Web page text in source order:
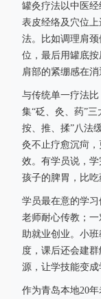
罐灸疗法以中医
表皮经络及穴位
法。比如调理肩
位，最后用罐底
肩部的紧绷感在消
与传统单一疗法
集“砭、灸、药”三
按、推、揉”八法
灸不止疗愈沉疴
效。有学员说，
孩子的脾胃，比吃
学员最在意的学习
老师耐心传教；
助就业创业。小
度，课后还会建
源，让学技能变成
作为青岛本地20